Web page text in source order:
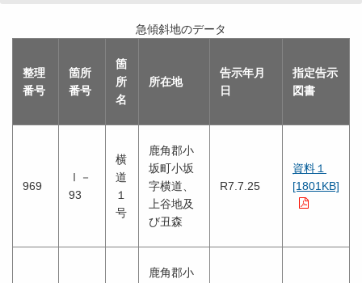
急傾斜地のデータ
整理
番号
箇所
番号
箇
所
名
所在地
告示年月
日
指定告示
図書
969
Ⅰ－
93
横
道
１
号
鹿角郡小
坂町小坂
字横道、
上谷地及
び丑森
R7.7.25
資料１
[1801KB]
鹿角郡小